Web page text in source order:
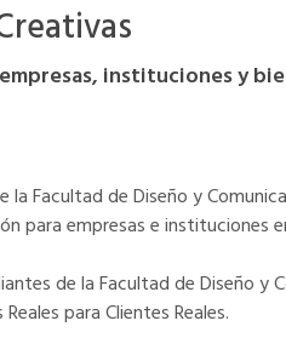
instituciones y
la Facultad de Diseño y
para empresas e instituciones
de la Facultad de Diseño y
para Clientes Reales.